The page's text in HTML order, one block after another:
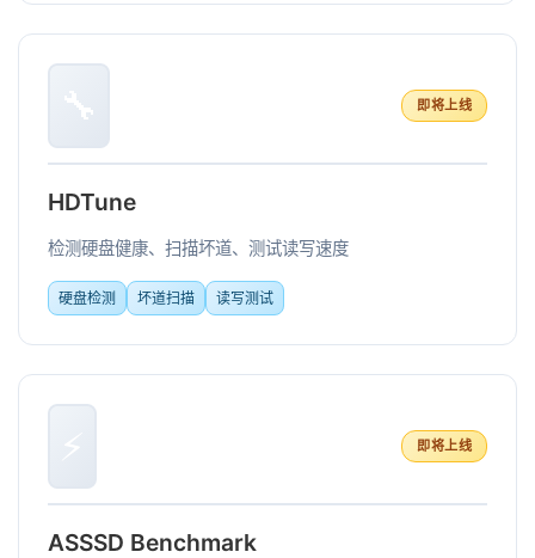
🔧 即将上线
HDTune
检测硬盘健康、扫描坏道、测试读写速度
硬盘检测 坏道扫描 读写测试
⚡ 即将上线
ASSSD Benchmark